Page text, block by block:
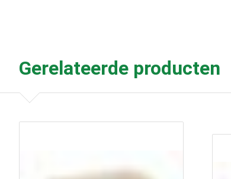
Gerelateerde producten